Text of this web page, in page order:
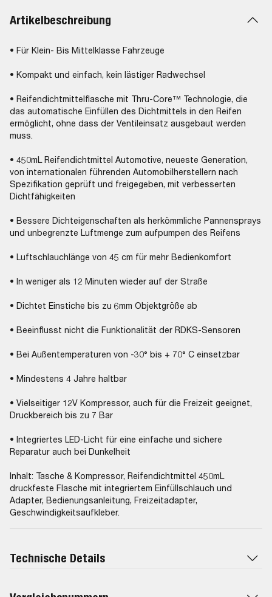
Artikelbeschreibung
• Für Klein- Bis Mittelklasse Fahrzeuge
• Kompakt und einfach, kein lästiger Radwechsel
• Reifendichtmittelflasche mit Thru-Core™ Technologie, die
das automatische Einfüllen des Dichtmittels in den Reifen
ermöglicht, ohne dass der Ventileinsatz ausgebaut werden
muss.
• 450mL Reifendichtmittel Automotive, neueste Generation,
von internationalen führenden Automobilherstellern nach
Spezifikation geprüft und freigegeben, mit verbesserten
Dichtfähigkeiten
• Bessere Dichteigenschaften als herkömmliche Pannensprays
und unbegrenzte Luftmenge zum aufpumpen des Reifens
• Luftschlauchlänge von 45 cm für mehr Bedienkomfort
• In weniger als 12 Minuten wieder auf der Straße
• Dichtet Einstiche bis zu 6mm Objektgröße ab
• Beeinflusst nicht die Funktionalität der RDKS-Sensoren
• Bei Außentemperaturen von -30° bis + 70° C einsetzbar
• Mindestens 4 Jahre haltbar
• Vielseitiger 12V Kompressor, auch für die Freizeit geeignet,
Druckbereich bis zu 7 Bar
• Integriertes LED-Licht für eine einfache und sichere
Reparatur auch bei Dunkelheit
Inhalt: Tasche & Kompressor, Reifendichtmittel 450mL
druckfeste Flasche mit integriertem Einfüllschlauch und
Adapter, Bedienungsanleitung, Freizeitadapter,
Geschwindigkeitsaufkleber.
Technische Details